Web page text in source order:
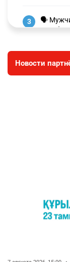
3
🗣
🐏
2758
🇫🇷
Новости